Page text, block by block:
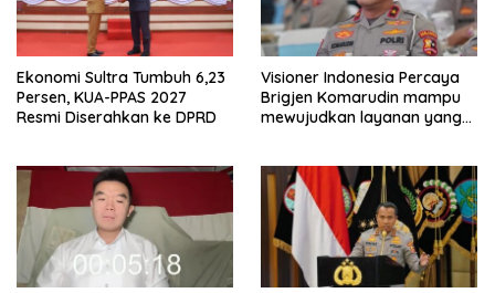
Ekonomi Sultra Tumbuh 6,23
Persen, KUA-PPAS 2027
Resmi Diserahkan ke DPRD
Visioner Indonesia Percaya
Brigjen Komarudin mampu
mewujudkan layanan yang